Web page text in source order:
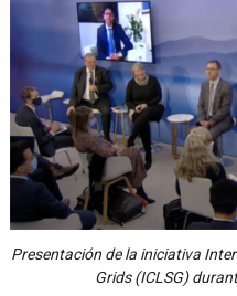
Presentación de la iniciativa
Grids (ICLSG)